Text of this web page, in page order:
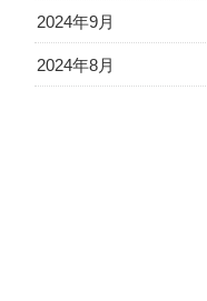
2024年9月
2024年8月